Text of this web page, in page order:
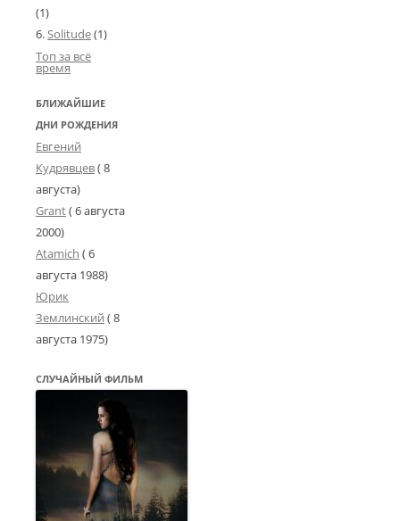
(1)
Solitude(1)
Топ за всё
время
БЛИЖАЙШИЕ
ДНИ РОЖДЕНИЯ
Евгений
Кудрявцев( 8
августа)
Grant(6 августа
2000)
Atamich (6
августа 1988)
Юрик
Землинский (8
августа 1975)
СЛУЧАЙНЫЙ ФИЛЬМ